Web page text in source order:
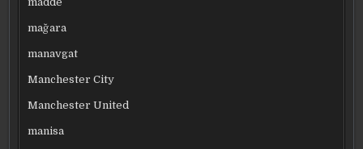
mağara
manavgat
Manchester City
Manchester United
manisa